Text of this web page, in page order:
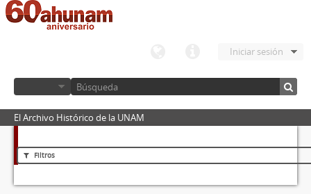
Iniciar sesión
El Archivo Histórico de la UNAM
Filtros